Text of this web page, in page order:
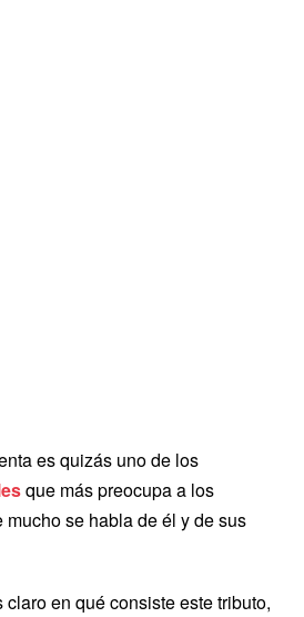
es quizás uno de los
que más preocupa a los
se habla de él y de sus
en qué consiste este tributo,